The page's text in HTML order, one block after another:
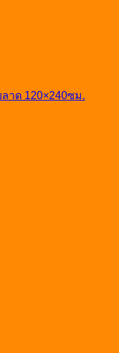
าด 120×240ซม.